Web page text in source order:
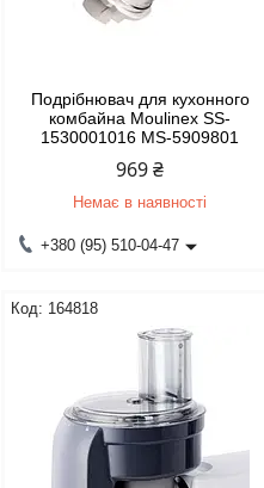
Подрібнювач для кухонного
комбайна Moulinex SS-
1530001016 MS-5909801
969 ₴
Немає в наявності
+380 (95) 510-04-47
164818